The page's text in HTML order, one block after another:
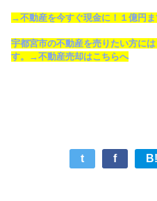
→不動産を今すぐ現金に！１億円ま
宇都宮市の不動産を売りたい方に
す。→不動産売却はこちらへ
t f B!